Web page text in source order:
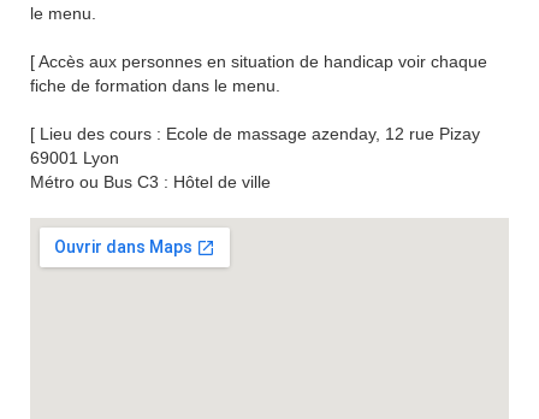
le menu.
[ Accès aux personnes en situation de handicap voir chaque
fiche de formation dans le menu.
[ Lieu des cours : Ecole de massage azenday, 12 rue Pizay
69001 Lyon
Métro ou Bus C3 : Hôtel de ville